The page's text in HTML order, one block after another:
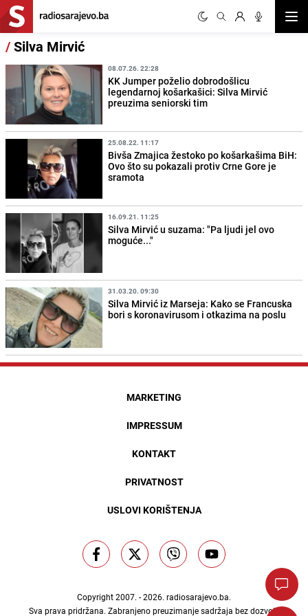
/Silva Mirvić
08.07.26. 22:28
KK Jumper poželio dobrodošlicu
legendarnoj košarkašici: Silva Mirvić
preuzima seniorski tim
25.08.22. 11:17
Bivša Zmajica žestoko po košarkašima BiH:
Ovo što su pokazali protiv Crne Gore je
sramota
16.09.21. 11:25
Silva Mirvić u suzama: "Pa ljudi jel ovo
moguće..."
31.03.20. 09:30
Silva Mirvić iz Marseja: Kako se Francuska
bori s koronavirusom i otkazima na poslu
MARKETING
IMPRESSUM
KONTAKT
PRIVATNOST
USLOVI KORIŠTENJA
Copyright 2007. - 2026. radiosarajevo.ba.
Sva prava pridržana. Zabranjeno preuzimanje sadržaja bez dozvole